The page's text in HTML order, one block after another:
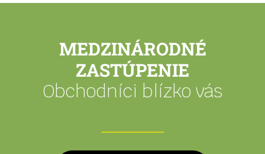
MEDZINÁRODNÉ
ZASTÚPENIE
Obchodníci blízko vás